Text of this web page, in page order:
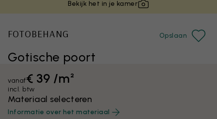
Bekijk het in je kamer
Gotische poort
FOTOBEHANG Opslaan
vanaf€ 39 /m²
incl. btw
Materiaal selecteren
Informatie over het materiaal